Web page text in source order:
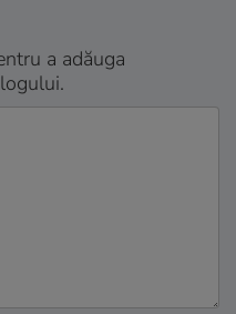
a adăuga